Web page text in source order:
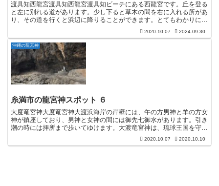
渡具知西龍宮渡具知西龍宮渡具知ビーチにある西龍宮です。丘を登る
と左に別れる道があります。少し下ると草木の間を右に入れる所があ
り、その道を行くと浜辺に降りることができます。とてもわかりにく
い場所にあります。渡具知仲竜宮渡具知仲竜宮渡具知ビーチ...
2020.10.07 2024.09.30
沖縄の龍宮神
糸満市の龍宮神スポット ６
大度竜宮神大度竜宮神大渡浜海岸の岸壁には、午の方男神と羊の方女
神が鎮座しており、男神と女神の間には御先七御水があります。引き
潮の時には拝所まで歩いてゆけます。大渡竜宮神は、琉球王国を守っ
てきた国四鎮（くにゆちん）の南の龍宮神です。米須竜宮神...
2020.10.07 2020.10.10